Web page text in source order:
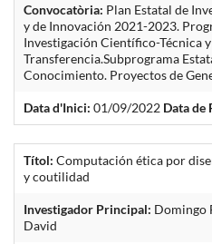
Convocatòria: Plan Estatal de
y de Innovación 2021-2023.
Investigación Científico-Técnica y
Transferencia.Subprograma
Conocimiento. Proyectos de
Data d'Inici: 01/09/2022 Data de
Títol: Computación ética por
y coutilidad
Investigador Principal: Domingo
David